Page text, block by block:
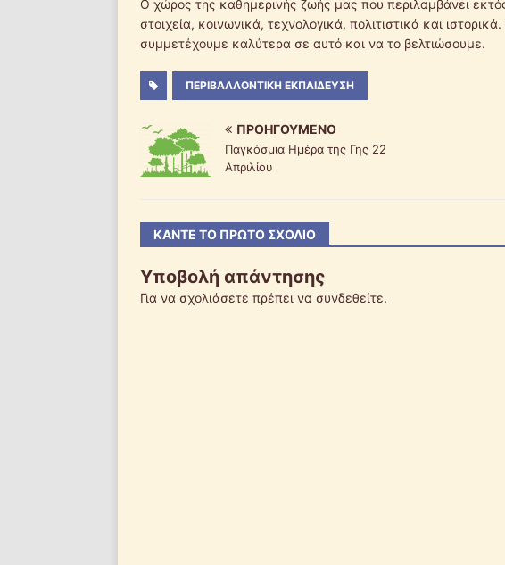
Ο χώρος της καθημερινής ζωής μας που περιλαμβάνει
στοιχεία, κοινωνικά, τεχνολογικά, πολιτιστικά και
συμμετέχουμε καλύτερα σε αυτό και να το βελτιώσουμε.
ΠΕΡΙΒΑΛΛΟΝΤΙΚΉ ΕΚΠΑΊΔΕΥΣΗ
ΠΡΟΗΓΟΎΜΕΝΟ
Παγκόσμια Ημέρα της Γης 22
Απριλίου
ΚΆΝΤΕ ΤΟ ΠΡΏΤΟ ΣΧΌΛΙΟ
Υποβολή απάντησης
Για να σχολιάσετε πρέπει να συνδεθείτε.